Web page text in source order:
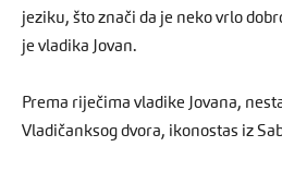
jeziku, što znači da je neko vrlo
je vladika Jovan.
Prema riječima vladike Jovana,
Vladičanksog dvora, ikonostas iz